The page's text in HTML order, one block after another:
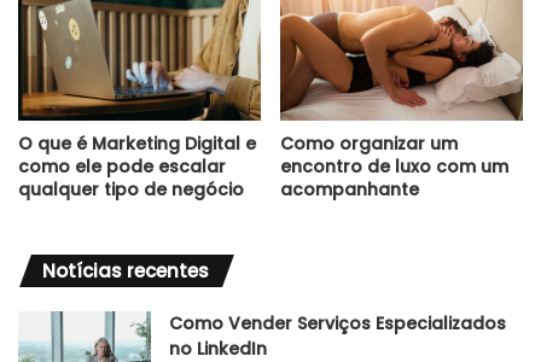
O que é Marketing Digital e
como ele pode escalar
qualquer tipo de negócio
Como organizar um
encontro de luxo com um
acompanhante
Notícias recentes
Como Vender Serviços Especializados
no LinkedIn